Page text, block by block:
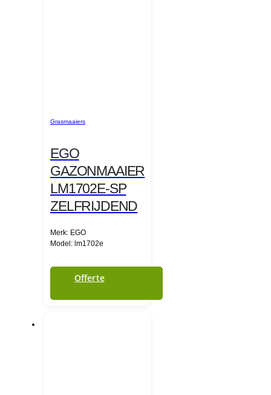
Grasmaaiers
EGO
GAZONMAAIER
LM1702E-SP
ZELFRIJDEND
Merk: EGO
Model: lm1702e
Offerte